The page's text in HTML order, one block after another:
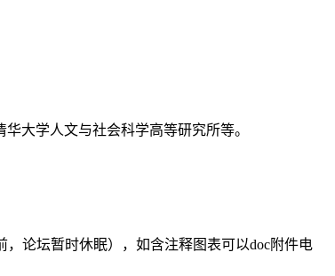
大学人文与社会科学高等研究所等。
论坛暂时休眠），如含注释图表可以doc附件电